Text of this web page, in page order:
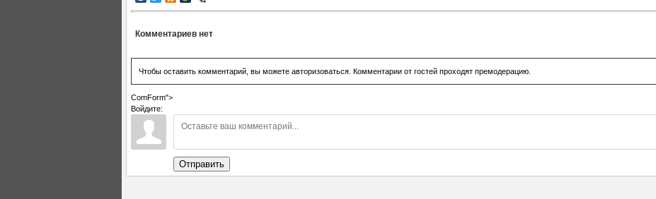
Комментариев нет
Чтобы оставить комментарий, вы можете авторизоваться. Комментарии от гостей проходят премодерацию.
ComForm">
Войдите:
Отправить